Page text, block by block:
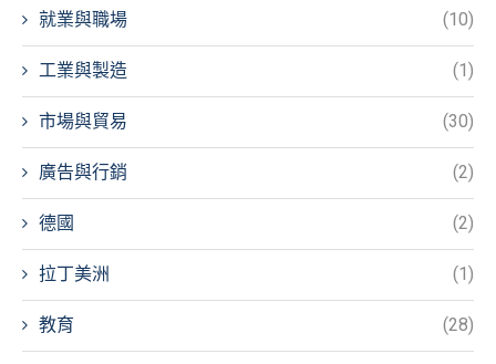
就業與職場 (10)
工業與製造 (1)
市場與貿易 (30)
廣告與行銷 (2)
德國 (2)
拉丁美洲 (1)
教育 (28)